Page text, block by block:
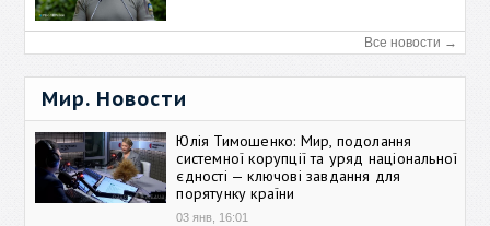
Все новости →
Мир. Новости
Юлія Тимошенко: Мир, подолання
системної корупції та уряд національної
єдності — ключові завдання для
порятунку країни
03 янв, 16:01